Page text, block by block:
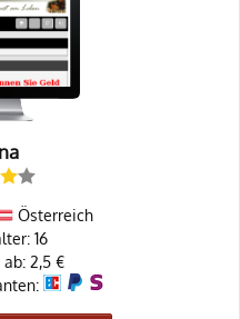
Österreich
16
2,5 €